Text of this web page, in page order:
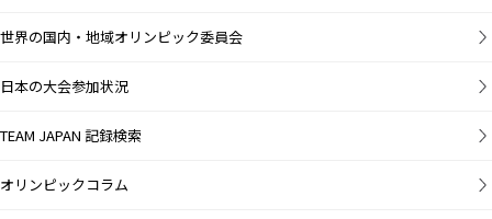
世界の国内・地域オリンピック委員会
日本の大会参加状況
TEAM JAPAN 記録検索
オリンピックコラム